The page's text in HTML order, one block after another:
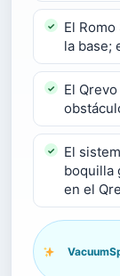
El
la base;
El
El
boquilla
en el